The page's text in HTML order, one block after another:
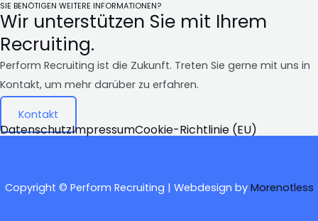
SIE BENÖTIGEN WEITERE INFORMATIONEN?
Wir unterstützen Sie mit Ihrem
Recruiting.
Perform Recruiting ist die Zukunft. Treten Sie gerne mit uns in
Kontakt, um mehr darüber zu erfahren.
Kontakt
DatenschutzImpressumCookie-Richtlinie (EU)
Copyright © Perform Recruiting | Webdesign by Morenotless